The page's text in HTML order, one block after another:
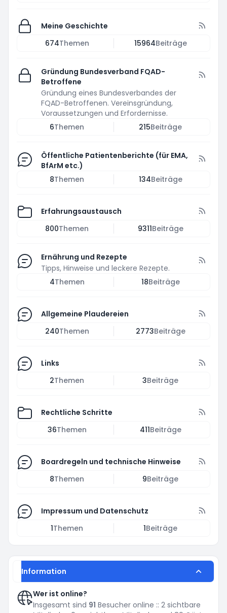
Meine Geschichte
674Themen 15964Beiträge
Gründung Bundesverband FQAD-
Betroffene
Gründung eines Bundesverbandes der
FQAD-Betroffenen. Vereinsgründung,
Voraussetzungen und Erfordernisse.
6Themen 215Beiträge
Öffentliche Patientenberichte (für EMA,
BfArM etc.)
8Themen 134Beiträge
Erfahrungsaustausch
800Themen 9311Beiträge
Ernährung und Rezepte
Tipps, Hinweise und leckere Rezepte.
4Themen 18Beiträge
Allgemeine Plaudereien
240Themen 2773Beiträge
Links
2Themen 3Beiträge
Rechtliche Schritte
36Themen 411Beiträge
Boardregeln und technische Hinweise
8Themen 9Beiträge
Impressum und Datenschutz
1Themen 1Beiträge
Information
Wer ist online?
Insgesamt sind 91 Besucher online :: 2 sichtbare